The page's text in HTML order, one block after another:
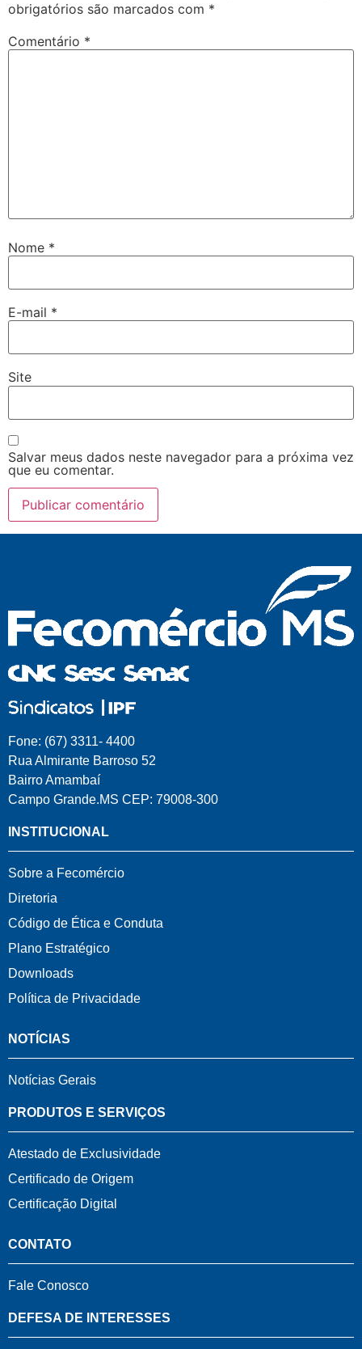
obrigatórios são marcados com *
Comentário *
Nome *
E-mail *
Site
Salvar meus dados neste navegador para a próxima vez
que eu comentar.
Fone: (67) 3311- 4400
Rua Almirante Barroso 52
Bairro Amambaí
Campo Grande.MS CEP: 79008-300
INSTITUCIONAL
Sobre a Fecomércio
Diretoria
Código de Ética e Conduta
Plano Estratégico
Downloads
Política de Privacidade
NOTÍCIAS
Notícias Gerais
PRODUTOS E SERVIÇOS
Atestado de Exclusividade
Certificado de Origem
Certificação Digital
CONTATO
Fale Conosco
DEFESA DE INTERESSES